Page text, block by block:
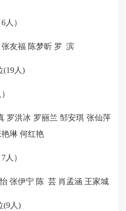
人）
友福 陈梦昕 罗 滨
人)
洪冰 罗丽兰 邹安琪 张仙萍
琳 何红艳
人）
张伊宁 陈 芸 肖孟涵 王家城
(9人)